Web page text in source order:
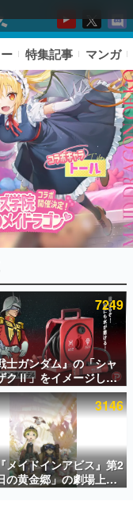
ュー数万以上！ などな
ァミ渾身の“殿堂入り”記
特集記事 マンガ
7249
士ガンダム』の「シャ
クⅡ」をイメージした
スリールが予約開始。
シャアのパーソナルマ
オン公国軍のエンブレ
番号などを配置
3146
メイドインアビス』第2
の黄金郷」の劇場上映
レグ役・伊瀬茉莉也さ